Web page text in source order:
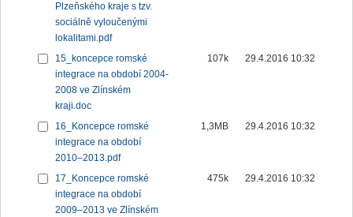
Plzeňského kraje s tzv.
sociálně vyloučenými
lokalitami.pdf
15_koncepce romské
integrace na období 2004-
2008 ve Zlínském
kraji.doc
107k 29.4.2016 10:32
16_Koncepce romské
integrace na období
2010–2013.pdf
1,3MB 29.4.2016 10:32
17_Koncepce romské
integrace na období
2009–2013 ve Zlínském
475k 29.4.2016 10:32